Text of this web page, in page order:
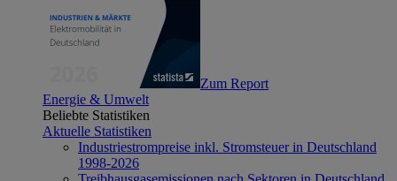
Zum Report
Energie & Umwelt
Beliebte Statistiken
Aktuelle Statistiken
Industriestrompreise inkl. Stromsteuer in Deutschland
1998-2026